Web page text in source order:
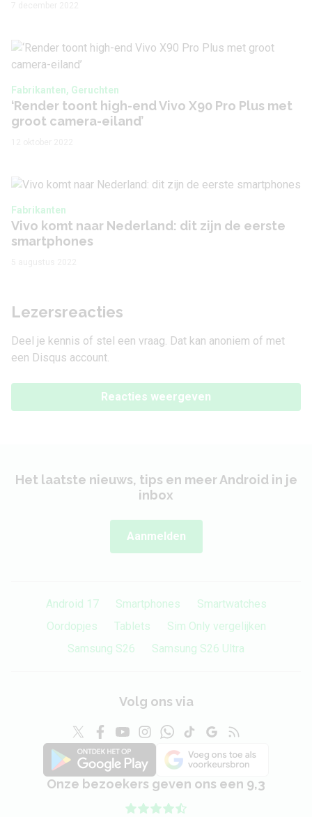
Fabrikanten, Geruchten
‘Render toont high-end Vivo X90 Pro Plus met
groot camera-eiland’
Fabrikanten
Vivo komt naar Nederland: dit zijn de eerste
smartphones
Lezersreacties
Deel je kennis of stel een vraag. Dat kan anoniem of met
een Disqus account.
Reacties weergeven
Het laatste nieuws, tips en meer Android in je
inbox
Aanmelden
Android 17 Smartphones
Smartwatches
Oordopjes
Tablets
Sim Only vergelijken
Samsung S26
Samsung S26 Ultra
Volg ons via
Onze bezoekers geven ons een 9,3